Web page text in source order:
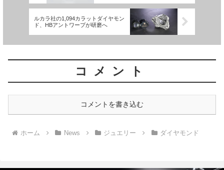
ルカラ社の1,094カラットダイヤモン
ド、HBアントワープが研磨へ
コメント
コメントを書き込む
ホーム News ジュエリー ダイヤモンド